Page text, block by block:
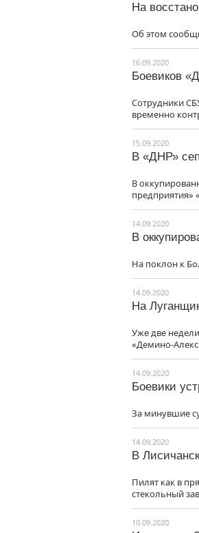
На
Об этом
16.09.2020
Боевиков
Сотрудники
временно
15.09.2020
В «ДНР»
В
предприятия»
14.09.2020
В
На поклон к
14.09.2020
На
Уже две
«Демино-
14.09.2020
Боевики
За минувшие
14.09.2020
В
Пилят как в
стекольный
10.09.2020